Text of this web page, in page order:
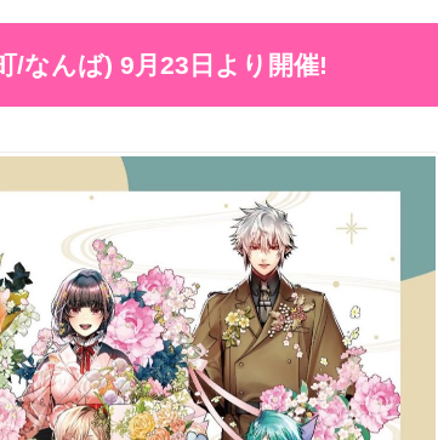
/なんば) 9月23日より開催!